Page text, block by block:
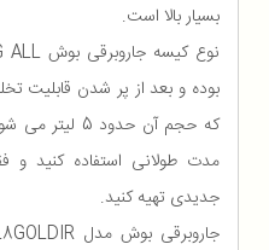
بسیار بالا است.
که حجم آن
مدت طولانی استفاده کنید
جدیدی تهیه کنید.